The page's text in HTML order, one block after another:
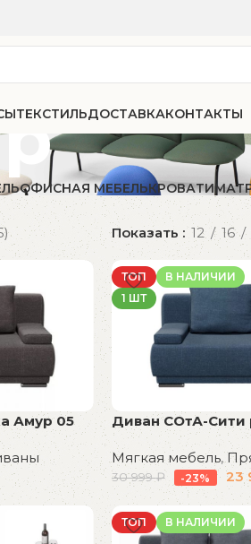
ТЕКСТИЛЬДОСТАВКАКОНТАКТЫ
ОФИСНАЯ МЕБЕЛЬКРОВАТИ
Показать 12 16
Амур 05
ТОП
В НАЛИЧИИ
1 ШТ
Диван СОтА-Сити
Мягкая мебель,
30 999₽ -23% 23
В корзину
ТОП В НАЛИЧИИ